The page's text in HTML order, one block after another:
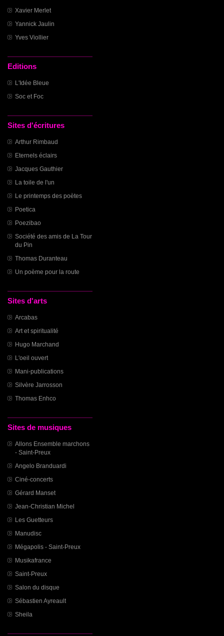
Xavier Merlet
Yannick Jaulin
Yves Viollier
Editions
L'Idée Bleue
Soc et Foc
Sites d'écritures
Arthur Rimbaud
Eternels éclairs
Jacques Gauthier
La toile de l'un
Le printemps des poètes
Poetica
Poezibao
Société des amis de La Tour
du Pin
Thomas Duranteau
Un poème pour la route
Sites d'arts
Arcabas
Art et spiritualité
Hugo Marchand
L'oeil ouvert
Mani-publications
Silvère Jarrosson
Thomas Enhco
Sites de musiques
Allons Ensemble marchons
- Saint-Preux
Angelo Branduardi
Ciné-concerts
Gérard Manset
Jean-Christian Michel
Les Guetteurs
Manudisc
Mégapolis - Saint-Preux
Musikafrance
Saint-Preux
Salon du disque
Sébastien Ayreault
Sheila